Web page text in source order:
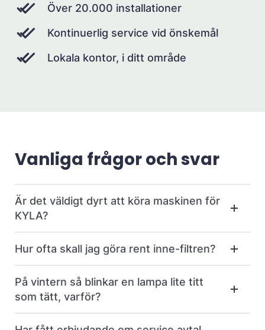
Över 20.000 installationer
Kontinuerlig service vid önskemål
Lokala kontor, i ditt område
Vanliga frågor och svar
Är det väldigt dyrt att köra maskinen för
KYLA?
Hur ofta skall jag göra rent inne-filtren?
På vintern så blinkar en lampa lite titt
som tätt, varför?